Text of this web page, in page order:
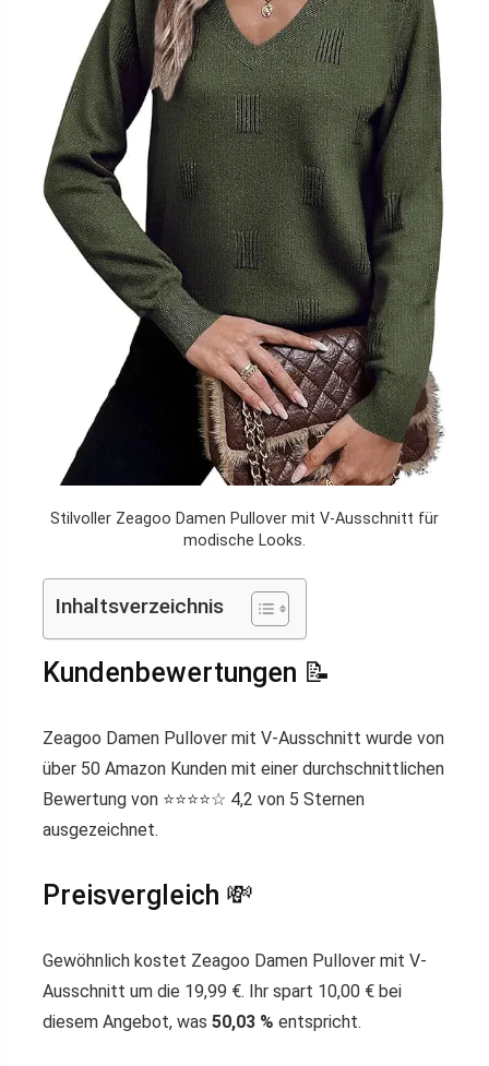
Stilvoller Zeagoo Damen Pullover mit V-Ausschnitt für
modische Looks.
Inhaltsverzeichnis
Kundenbewertungen 📝
Zeagoo Damen Pullover mit V-Ausschnitt wurde von
über 50 Amazon Kunden mit einer durchschnittlichen
Bewertung von ⭐️⭐️⭐️⭐️☆ 4,2 von 5 Sternen
ausgezeichnet.
Preisvergleich 💸
Gewöhnlich kostet Zeagoo Damen Pullover mit V-
Ausschnitt um die 19,99 €. Ihr spart 10,00 € bei
diesem Angebot, was 50,03 % entspricht.